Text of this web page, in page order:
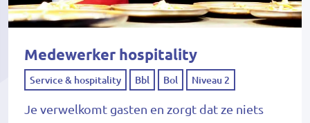
Medewerker hospitality
Service & hospitality Bbl Bol Niveau 2
Je verwelkomt gasten en zorgt dat ze niets